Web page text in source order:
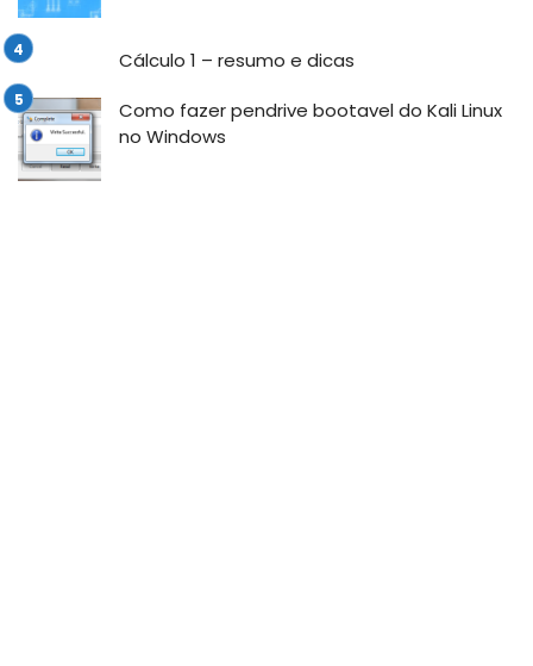
Cálculo 1 – resumo e dicas
Como fazer pendrive bootavel do Kali Linux
no Windows